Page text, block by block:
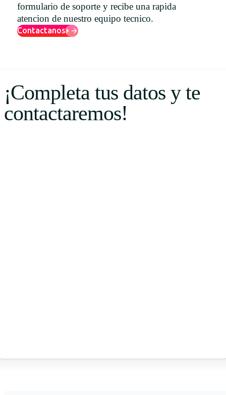
Uruguay
USA
English
Português
formulario de soporte y recibe una rapida
atencion de nuestro equipo tecnico.
Contactanos
¡Completa tus datos y te
contactaremos!